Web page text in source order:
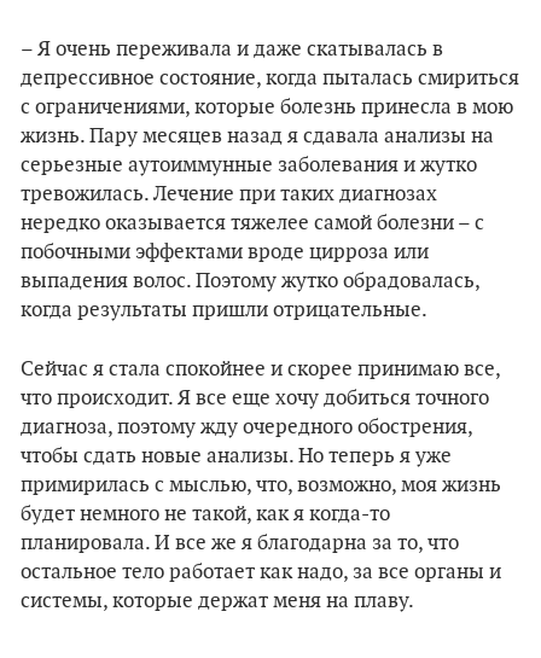
– Я очень переживала и даже скатывалась в
депрессивное состояние, когда пыталась смириться
с ограничениями, которые болезнь принесла в мою
жизнь. Пару месяцев назад я сдавала анализы на
серьезные аутоиммунные заболевания и жутко
тревожилась. Лечение при таких диагнозах
нередко оказывается тяжелее самой болезни – с
побочными эффектами вроде цирроза или
выпадения волос. Поэтому жутко обрадовалась,
когда результаты пришли отрицательные.
Сейчас я стала спокойнее и скорее принимаю все,
что происходит. Я все еще хочу добиться точного
диагноза, поэтому жду очередного обострения,
чтобы сдать новые анализы. Но теперь я уже
примирилась с мыслью, что, возможно, моя жизнь
будет немного не такой, как я когда-то
планировала. И все же я благодарна за то, что
остальное тело работает как надо, за все органы и
системы, которые держат меня на плаву.